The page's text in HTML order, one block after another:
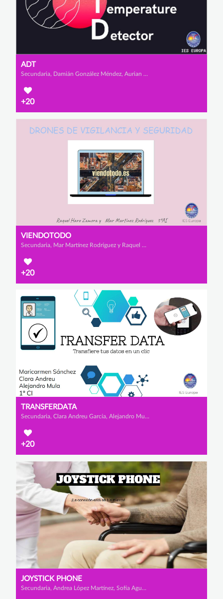
ADT
Secundaria, Damián González Méndez, Aurian Layeul y Sergio Galán Torres
+20
VIENDOTODO
Secundaria, Mar Martínez Rodríguez y Raquel Haro Zamora
+20
TRANSFERDATA
Secundaria, Clara Andreu García, Alejandro Mula López y Mª Carmen Sánchez Escarabajal
+20
JOYSTICK PHONE
Secundaria, Andrea López Martínez, Sofía Agudo Fernández y Anabel Cánovas Mateo